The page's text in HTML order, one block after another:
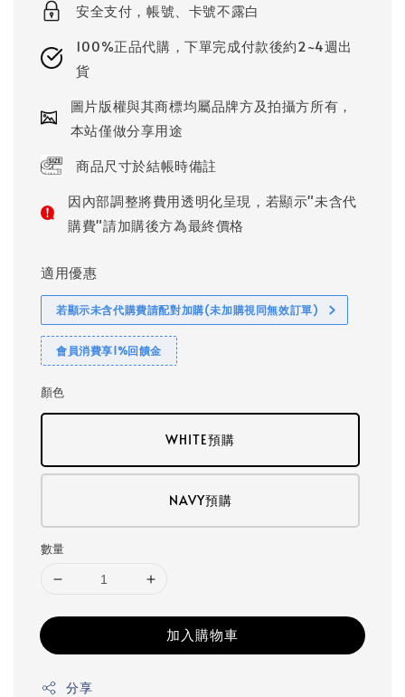
安全支付，帳號、卡號不露白
100%正品代購，下單完成付款後約2~4週出
貨
圖片版權與其商標均屬品牌方及拍攝方所有，
本站僅做分享用途
商品尺寸於結帳時備註
因內部調整將費用透明化呈現，若顯示"未含代
購費"請加購後方為最終價格
適用優惠
若顯示未含代購費請配對加購(未加購視同無效訂單)
會員消費享1%回饋金
顏色
WHITE預購
NAVY預購
數量
加入購物車
分享